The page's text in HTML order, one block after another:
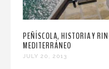
PEÑÍSCOLA, HISTORIA Y
MEDITERRÁNEO
JULY 20, 2013